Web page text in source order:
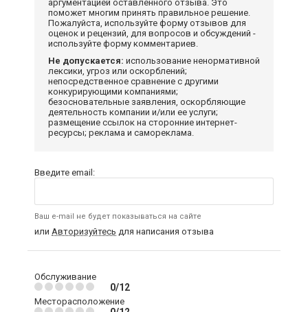
аргументацией оставленного отзыва. Это
поможет многим принять правильное решение.
Пожалуйста, используйте форму отзывов для
оценок и рецензий, для вопросов и обсуждений -
используйте форму комментариев.
Не допускается: использование ненормативной
лексики, угроз или оскорблений;
непосредственное сравнение с другими
конкурирующими компаниями;
безосновательные заявления, оскорбляющие
деятельность компании и/или ее услуги;
размещение ссылок на сторонние интернет-
ресурсы; реклама и самореклама.
Введите email:
Ваш e-mail не будет показываться на сайте
или Авторизуйтесь для написания отзыва
Обслуживание
0/12
Месторасположение